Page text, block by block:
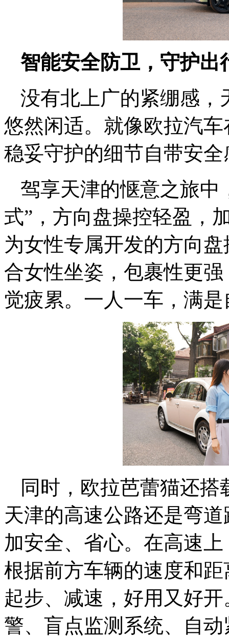
智能安全防卫，守护出
没有北上广的紧绷感，
悠然闲适。就像欧拉汽
稳妥守护的细节自带安
驾享天津的惬意之旅中
式”，方向盘操控轻盈，
为女性专属开发的方向
合女性坐姿，包裹性更
觉疲累。一人一车，满
同时，欧拉芭蕾猫还
天津的高速公路还是弯
加安全、省心。在高速
根据前方车辆的速度和
起步、减速，好用又好
警、盲点监测系统、自